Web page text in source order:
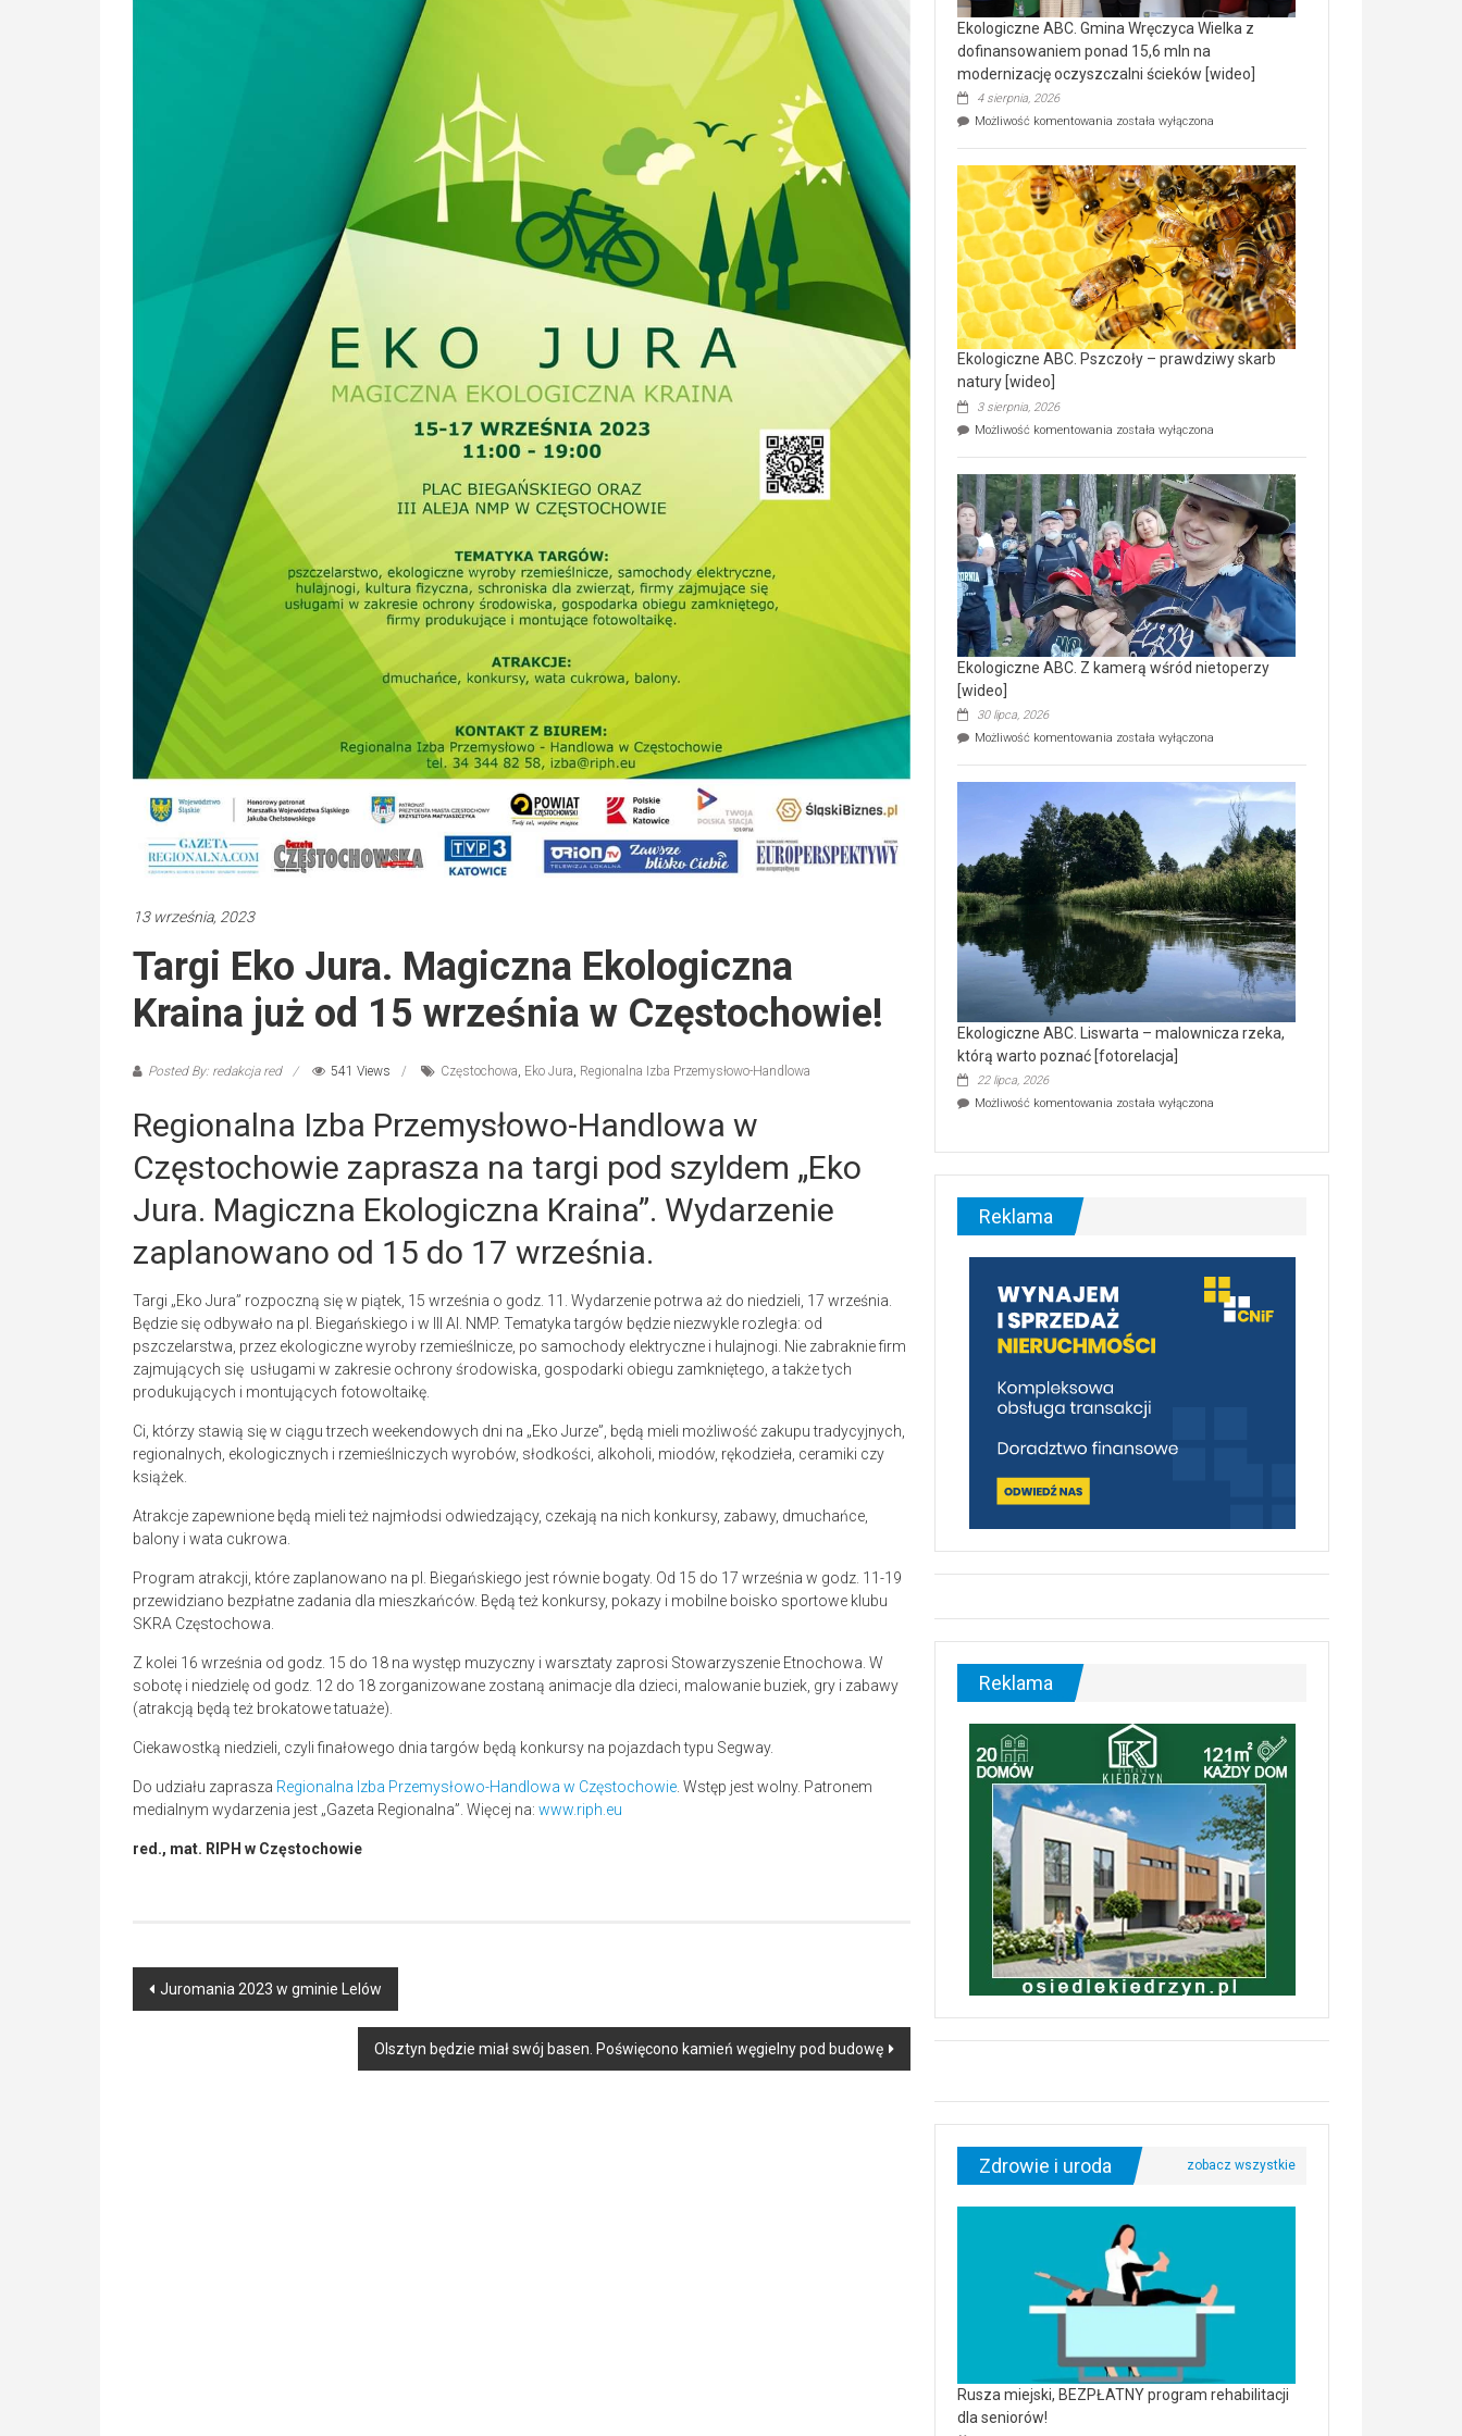
13 września, 2023
Targi Eko Jura. Magiczna Ekologiczna
Kraina już od 15 września w Częstochowie!
Posted By: redakcja red 541 Views Częstochowa Eko Jura Regionalna Izba Przemysłowo-Handlowa
Regionalna Izba Przemysłowo-Handlowa w
Częstochowie zaprasza na targi pod szyldem „Eko
Jura. Magiczna Ekologiczna Kraina”. Wydarzenie
zaplanowano od 15 do 17 września.
Targi „Eko Jura” rozpoczną się w piątek, 15 września o godz. 11. Wydarzenie potrwa aż do niedzieli, 17 września.
Będzie się odbywało na pl. Biegańskiego i w III Al. NMP. Tematyka targów będzie niezwykle rozległa: od
pszczelarstwa, przez ekologiczne wyroby rzemieślnicze, po samochody elektryczne i hulajnogi. Nie zabraknie firm
zajmujących się usługami w zakresie ochrony środowiska, gospodarki obiegu zamkniętego, a także tych
produkujących i montujących fotowoltaikę.
Ci, którzy stawią się w ciągu trzech weekendowych dni na „Eko Jurze”, będą mieli możliwość zakupu tradycyjnych,
regionalnych, ekologicznych i rzemieślniczych wyrobów, słodkości, alkoholi, miodów, rękodzieła, ceramiki czy
książek.
Atrakcje zapewnione będą mieli też najmłodsi odwiedzający, czekają na nich konkursy, zabawy, dmuchańce,
balony i wata cukrowa.
Program atrakcji, które zaplanowano na pl. Biegańskiego jest równie bogaty. Od 15 do 17 września w godz. 11-19
przewidziano bezpłatne zadania dla mieszkańców. Będą też konkursy, pokazy i mobilne boisko sportowe klubu
SKRA Częstochowa.
Z kolei 16 września od godz. 15 do 18 na występ muzyczny i warsztaty zaprosi Stowarzyszenie Etnochowa. W
sobotę i niedzielę od godz. 12 do 18 zorganizowane zostaną animacje dla dzieci, malowanie buziek, gry i zabawy
(atrakcją będą też brokatowe tatuaże).
Ciekawostką niedzieli, czyli finałowego dnia targów będą konkursy na pojazdach typu Segway.
Do udziału zaprasza Regionalna Izba Przemysłowo-Handlowa w Częstochowie . Wstęp jest wolny. Patronem
medialnym wydarzenia jest „Gazeta Regionalna”. Więcej na: www.riph.eu
red., mat. RIPH w Częstochowie
Post
Juromania 2023 w gminie Lelów
Olsztyn będzie miał swój basen. Poświęcono kamień węgielny pod budowę
Ekologiczne ABC. Gmina Wręczyca Wielka z
dofinansowaniem ponad 15,6 mln na
modernizację oczyszczalni ścieków [wideo]
4 sierpnia, 2026
Możliwość komentowania Ekologiczne
Wręczyca
Wielka
z
dofinansowaniem
ponad
15,6
mln
na
modernizację
oczyszczalni
ścieków
[wideo]
została wyłączona
Ekologiczne ABC. Pszczoły – prawdziwy skarb
natury [wideo]
3 sierpnia, 2026
Możliwość komentowania Ekologiczne
–
prawdziwy
skarb
natury
[wideo]
została wyłączona
Ekologiczne ABC. Z kamerą wśród nietoperzy
[wideo]
30 lipca, 2026
Możliwość komentowania Ekologiczne
wśród
nietoperzy
[wideo]
została wyłączona
Ekologiczne ABC. Liswarta – malownicza rzeka,
którą warto poznać [fotorelacja]
22 lipca, 2026
Możliwość komentowania Ekologiczne
–
malownicza
[fotorelacja]
została wyłączona
Reklama
Reklama
Zdrowie i uroda
Rusza miejski, BEZPŁATNY program rehabilitacji
dla seniorów!